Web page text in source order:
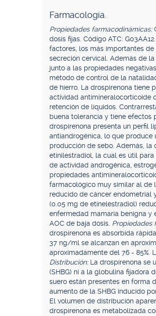
Farmacología.
Propiedades farmacodinámicas:
dosis fijas. Código ATC:
factores, los más importantes
secreción cervical. Además de
junto a las propiedades
método de control de la
de hierro. La drospirenona tiene
actividad antimineralocorticoide
retención de líquidos.
buena tolerancia y tiene efectos
drospirenona presenta un perfil
antiandrogénica, lo que produce
producción de sebo. Además, la
etinilestradiol, la cual es útil
de actividad androgénica,
propiedades
farmacológico muy similar al de
reducido de cáncer endometrial
(0.05 mg de etinelestradiol)
enfermedad mamaria benigna y
AOC de baja dosis. Propiedades
drospirenona es absorbida
37 ng/ml se alcanzan en
aproximadamente del 76 - 85%.
Distribución: La drospirenona se
(SHBG) ni a la globulina fijadora
suero están presentes en forma
aumento de la SHBG inducido
El volumen de distribución
drospirenona es metabolizada